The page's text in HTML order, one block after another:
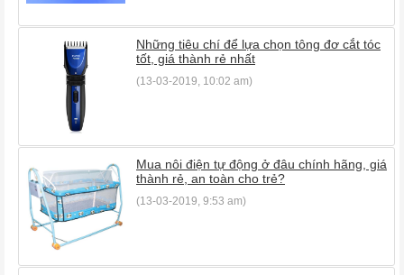
Những tiêu chí để lựa chọn tông đơ cắt tóc
tốt, giá thành rẻ nhất
(13-03-2019, 10:02 am)
Mua nôi điện tự động ở đâu chính hãng, giá
thành rẻ, an toàn cho trẻ?
(13-03-2019, 9:53 am)